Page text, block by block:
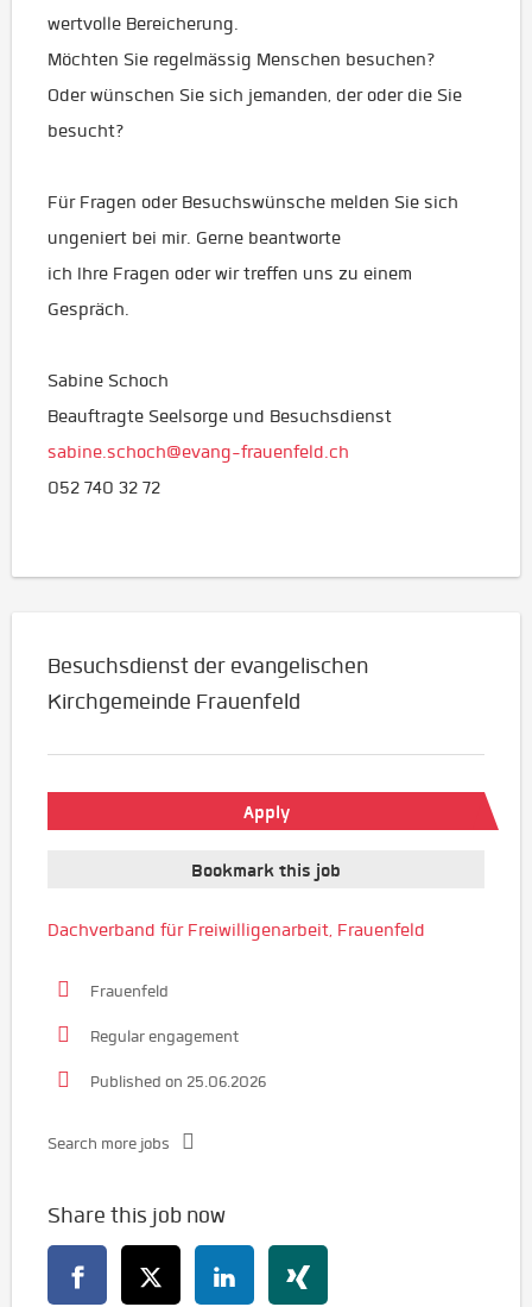
wertvolle Bereicherung.
Möchten Sie regelmässig Menschen besuchen?
Oder wünschen Sie sich jemanden, der oder die Sie
besucht?
Für Fragen oder Besuchswünsche melden Sie sich
ungeniert bei mir. Gerne beantworte
ich Ihre Fragen oder wir treffen uns zu einem
Gespräch.
Sabine Schoch
Beauftragte Seelsorge und Besuchsdienst
sabine.schoch@evang-frauenfeld.ch
052 740 32 72
Besuchsdienst der evangelischen
Kirchgemeinde Frauenfeld
Apply
Bookmark this job
Dachverband für Freiwilligenarbeit, Frauenfeld
Frauenfeld
Regular engagement
Published on 25.06.2026
Search more jobs
Share this job now